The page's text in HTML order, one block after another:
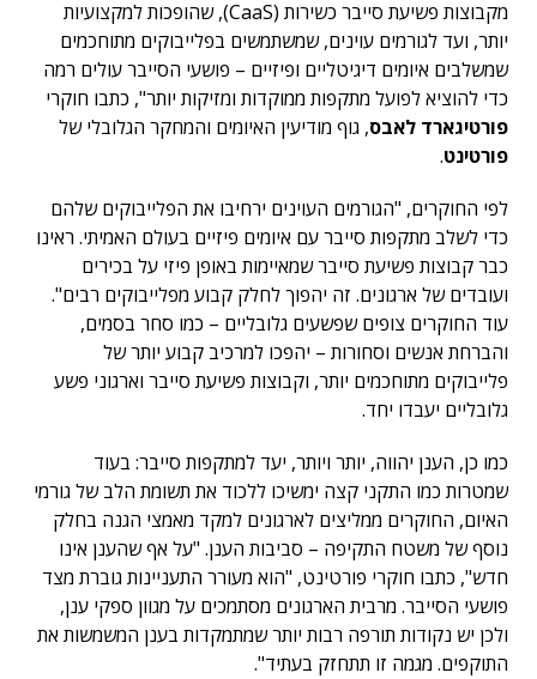
מקבוצות פשיעת סייבר כשירות (CaaS), שהופכות למקצועיות
יותר, ועד לגורמים עוינים, שמשתמשים בפלייבוקים מתוחכמים
שמשלבים איומים דיגיטליים ופיזיים – פושעי הסייבר עולים רמה
כדי להוציא לפועל מתקפות ממוקדות ומזיקות יותר", כתבו חוקרי
פורטיגארד לאבס, גוף מודיעין האיומים והמחקר הגלובלי של
פורטינט.
לפי החוקרים, "הגורמים העוינים ירחיבו את הפלייבוקים שלהם
כדי לשלב מתקפות סייבר עם איומים פיזיים בעולם האמיתי. ראינו
כבר קבוצות פשיעת סייבר שמאיימות באופן פיזי על בכירים
ועובדים של ארגונים. זה יהפוך לחלק קבוע מפלייבוקים רבים".
עוד החוקרים צופים שפשעים גלובליים – כמו סחר בסמים,
והברחת אנשים וסחורות – יהפכו למרכיב קבוע יותר של
פלייבוקים מתוחכמים יותר, וקבוצות פשיעת סייבר וארגוני פשע
גלובליים יעבדו יחד.
כמו כן, הענן יהווה, יותר ויותר, יעד למתקפות סייבר: בעוד
שמטרות כמו התקני קצה ימשיכו ללכוד את תשומת הלב של גורמי
האיום, החוקרים ממליצים לארגונים למקד מאמצי הגנה בחלק
נוסף של משטח התקיפה – סביבות הענן. "על אף שהענן אינו
חדש", כתבו חוקרי פורטינט, "הוא מעורר התעניינות גוברת מצד
פושעי הסייבר. מרבית הארגונים מסתמכים על מגוון ספקי ענן,
ולכן יש נקודות תורפה רבות יותר שמתמקדות בענן המשמשות את
התוקפים. מגמה זו תתחזק בעתיד".